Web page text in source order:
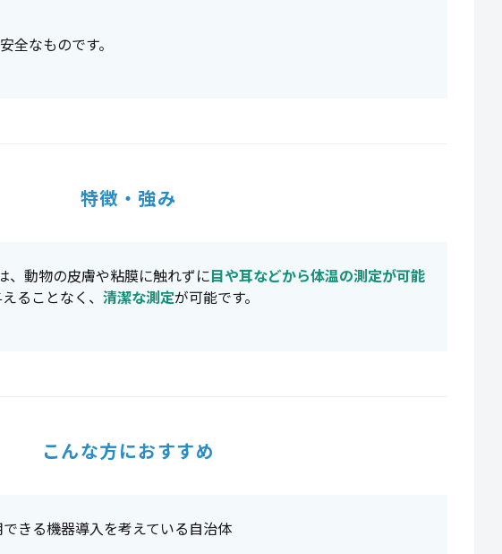
全なものです。
特徴・強み
、動物の皮膚や粘膜に触れずに目や耳などから体温の測定が可能
ることなく、 清潔な測定が可能です。
こんな方におすすめ
きる機器導入を考えている自治体